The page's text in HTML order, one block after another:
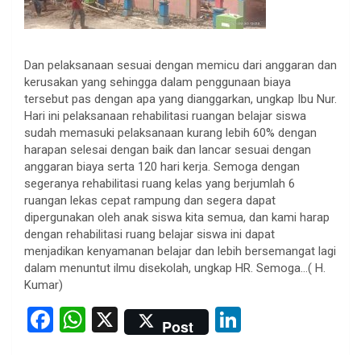
Dan pelaksanaan sesuai dengan memicu dari anggaran dan
kerusakan yang sehingga dalam penggunaan biaya
tersebut pas dengan apa yang dianggarkan, ungkap Ibu Nur.
Hari ini pelaksanaan rehabilitasi ruangan belajar siswa
sudah memasuki pelaksanaan kurang lebih 60% dengan
harapan selesai dengan baik dan lancar sesuai dengan
anggaran biaya serta 120 hari kerja. Semoga dengan
segeranya rehabilitasi ruang kelas yang berjumlah 6
ruangan lekas cepat rampung dan segera dapat
dipergunakan oleh anak siswa kita semua, dan kami harap
dengan rehabilitasi ruang belajar siswa ini dapat
menjadikan kenyamanan belajar dan lebih bersemangat lagi
dalam menuntut ilmu disekolah, ungkap HR. Semoga…( H.
Kumar)
F
W X Post